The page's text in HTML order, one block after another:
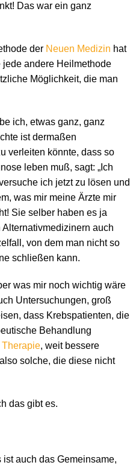
Das war ein ganz
der Neuen Medizin hat
andere Heilmethode
Möglichkeit, die man
ich, etwas ganz, ganz
ist dermaßen
verleiten könnte, dass so
leben muß, sagt: „Ich
ich jetzt zu lösen und
was mir meine Ärzte mir
Sie selber haben es ja
auch
von dem man nicht so
schließen kann.
was mir noch wichtig wäre
Untersuchungen, groß
dass Krebspatienten, die
Behandlung
Therapie, weit bessere
solche, die diese nicht
das gibt es.
ist auch das Gemeinsame,